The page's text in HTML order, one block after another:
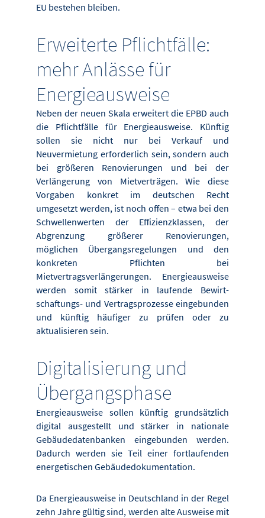
EU bestehen bleiben.
Erweiterte Pflichtfälle:
mehr Anlässe für
Energieausweise
Neben der neuen Skala erweitert die EPBD auch
die Pflichtfälle für Energieausweise. Künftig
sollen sie nicht nur bei Verkauf und
Neuvermietung erforderlich sein, sondern auch
bei größeren Renovierungen und bei der
Verlängerung von Mietverträgen. Wie diese
Vorgaben konkret im deutschen Recht
umgesetzt werden, ist noch offen – etwa bei den
Schwellenwerten der Effizienzklassen, der
Abgrenzung größerer Renovierungen,
möglichen Übergangsregelungen und den
konkreten Pflichten bei
Mietvertragsverlängerungen. Energieausweise
werden somit stärker in laufende Bewirt-
schaftungs- und Vertragsprozesse eingebunden
und künftig häufiger zu prüfen oder zu
aktualisieren sein.
Digitalisierung und
Übergangsphase
Energieausweise sollen künftig grundsätzlich
digital ausgestellt und stärker in nationale
Gebäudedatenbanken eingebunden werden.
Dadurch werden sie Teil einer fortlaufenden
energetischen Gebäudedokumentation.
Da Energieausweise in Deutschland in der Regel
zehn Jahre gültig sind, werden alte Ausweise mit